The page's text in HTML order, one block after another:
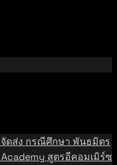
ดส่ง กรณีศึกษา พันธมิตร
สูตรอีคอมเมิร์ซ